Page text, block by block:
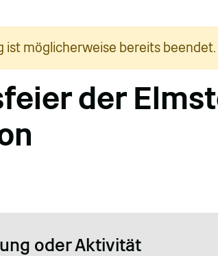
ist möglicherweise bereits beendet.
der
oder Aktivität